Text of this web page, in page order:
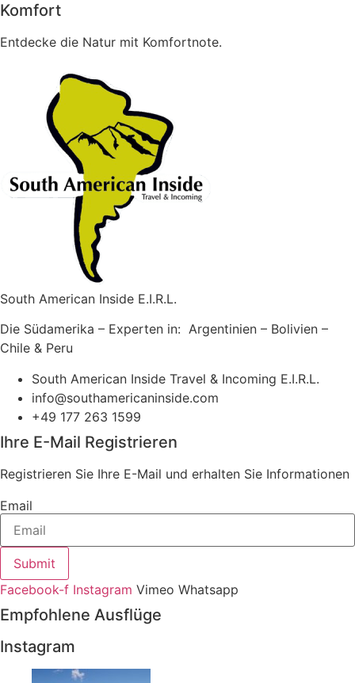
Komfort
Entdecke die Natur mit Komfortnote.
South American Inside E.I.R.L.
Die Südamerika – Experten in: Argentinien – Bolivien –
Chile & Peru
South American Inside Travel & Incoming E.I.R.L.
info@southamericaninside.com
+49 177 263 1599
Ihre E-Mail Registrieren
Registrieren Sie Ihre E-Mail und erhalten Sie Informationen
Email
Submit
Facebook-f Instagram Vimeo Whatsapp
Empfohlene Ausflüge
Instagram